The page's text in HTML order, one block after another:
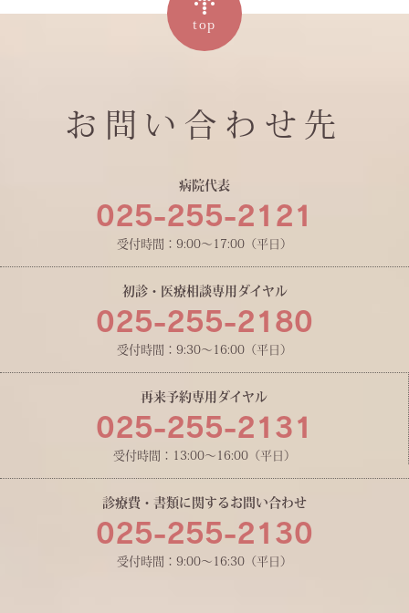
top
お問い合わせ先
病院代表
025-255-2121
受付時間：9:00〜17:00（平日）
初診・医療相談専用ダイヤル
025-255-2180
受付時間：9:30〜16:00（平日）
再来予約専用ダイヤル
025-255-2131
受付時間：13:00〜16:00（平日）
診療費・書類に関するお問い合わせ
025-255-2130
受付時間：9:00〜16:30（平日）